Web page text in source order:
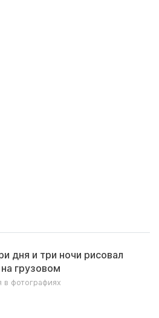
дня и три ночи рисовал
грузовом
в фотографиях